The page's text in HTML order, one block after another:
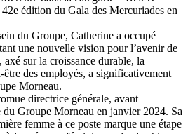
édition du Gala des Mercuriades en
du Groupe, Catherine a occupé
une nouvelle vision pour l’avenir de
axé sur la croissance durable, la
des employés, a significativement
Morneau.
directrice générale, avant
du Groupe Morneau en janvier 2024. Sa
femme à ce poste marque une étape